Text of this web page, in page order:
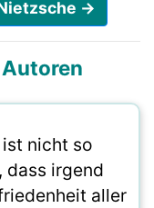
→
nicht so
dass irgend
aller